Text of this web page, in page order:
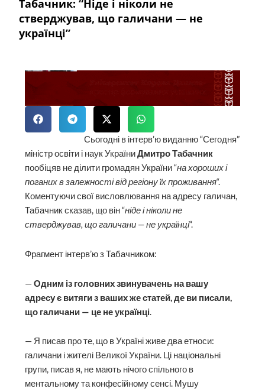
Табачник: “Ніде і ніколи не
стверджував, що галичани — не
українці”
Сьогодні в інтерв’ю виданню “Сегодня”
міністр освіти і наук УкраїниДмитро Табачник
пообіцяв не ділити громадян України “на хороших і
поганих в залежності від регіону їх проживання“.
Коментуючи свої висловлювання на адресу галичан,
Табачник сказав, що він “ніде і ніколи не
стверджував, що галичани — не українці“.
Фрагмент інтерв’ю з Табачником:
—Одним із головних звинувачень на вашу
адресу є витяги з ваших же статей, де ви писали,
що галичани — це не українці.
— Я писав про те, що в Україні живе два етноси:
галичани і жителі Великої України. Ці національні
групи, писав я, не мають нічого спільного в
ментальному та конфесійному сенсі. Мушу